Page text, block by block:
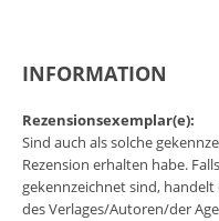
INFORMATION
Rezensionsexemplar(e):
Sind auch als solche
Rezension erhalten habe.
gekennzeichnet sind,
des Verlages/Autoren/der